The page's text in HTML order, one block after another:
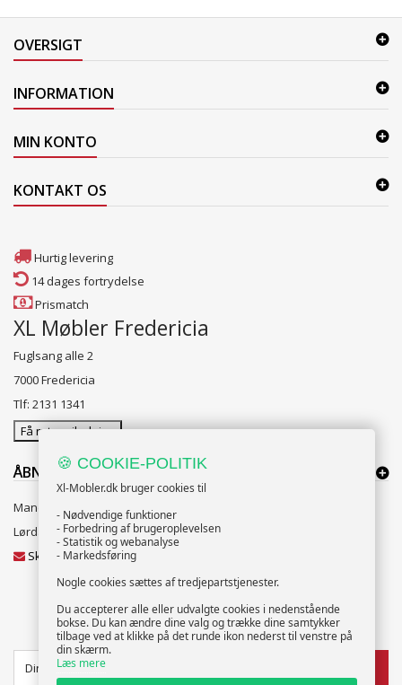
OVERSIGT
INFORMATION
MIN KONTO
KONTAKT OS
Hurtig levering
14 dages fortrydelse
Prismatch
XL Møbler Fredericia
Fuglsang alle 2
7000 Fredericia
Tlf: 2131 1341
Få rutevejledning
ÅBNINGSTIDER:
Mandag til Fredag 10:00 til 18:00
Lørdag og Søndag 10:00 til 16:00
Skriv til vores kundeservice
NYHEDSBREV
🍪 COOKIE-POLITIK
Xl-Mobler.dk bruger cookies til
- Nødvendige funktioner
- Forbedring af brugeroplevelsen
- Statistik og webanalyse
- Markedsføring
Nogle cookies sættes af tredjepartstjenester.
Du accepterer alle eller udvalgte cookies i nedenstående
bokse. Du kan ændre dine valg og trække dine samtykker
tilbage ved at klikke på det runde ikon nederst til venstre på
din skærm.
Læs mere